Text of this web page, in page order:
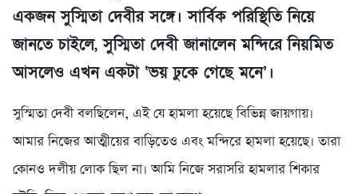
একজন সুস্মিতা দেবীর সঙ্গে। সার্বিক পরিস্থিতি নিয়ে
জানতে চাইলে, সুস্মিতা দেবী জানালেন মন্দিরে নিয়মিত
আসলেও এখন একটা ‘ভয় ঢুকে গেছে মনে’।
সুস্মিতা দেবী বলছিলেন, এই যে হামলা হয়েছে বিভিন্ন জায়গায়।
আমার নিজের আত্মীয়ের বাড়িতেও এবং মন্দিরে হামলা হয়েছে। তারা
কোনও দলীয় লোক ছিল না। আমি নিজে সরাসরি হামলার শিকার